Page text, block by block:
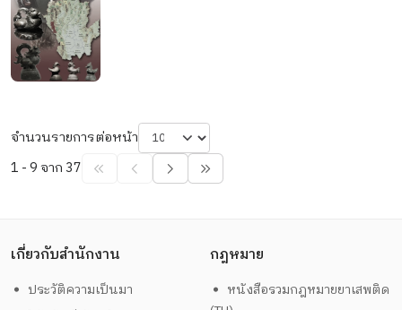
จำนวนรายการต่อหน้า
1 - 9 จาก 37
เกี่ยวกับสำนักงาน
ประวัติความเป็นมา
กฎหมาย
หนังสือรวมกฎหมายยาเสพติด